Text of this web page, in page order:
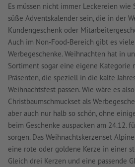
Es müssen nicht immer Leckereien wie
süße Adventskalender sein, die in der
Kundengeschenk oder
Auch im Non-Food-Bereich gibt es
Werbegeschenke. Weihnachten hat in
Sortiment sogar eine eigene Kategorie
Präsenten, die speziell in die kalte
Weihnachtsfest passen. Wie wäre es
Christbaumschmuckset als
aber auch nur halb so schön, ohne
beim Geschenke auspacken am 24.12.
sorgen. Das Weihnachtskerzenset
eine rote oder goldene Kerze in einer
Gleich drei Kerzen und eine passende